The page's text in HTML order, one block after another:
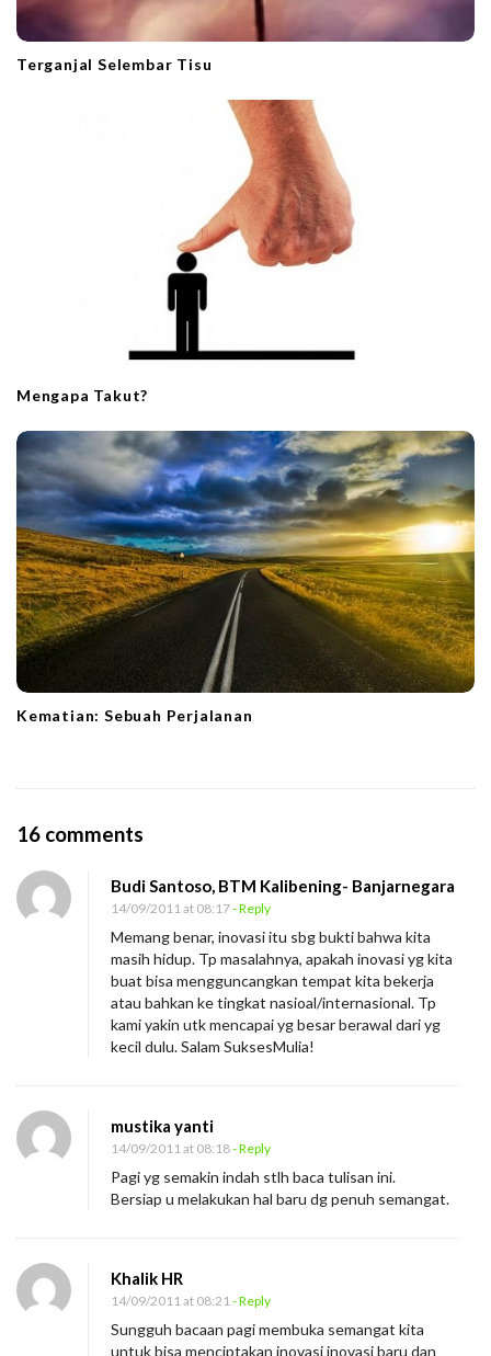
Terganjal Selembar Tisu
Mengapa Takut?
Kematian: Sebuah Perjalanan
16 comments
I
o
v
a
s
Budi Santoso, BTM Kalibening- Banjarnegara
14/09/2011 at 08:17- Reply
Memang benar, inovasi itu sbg bukti bahwa kita
masih hidup. Tp masalahnya, apakah inovasi yg kita
buat bisa mengguncangkan tempat kita bekerja
atau bahkan ke tingkat nasioal/internasional. Tp
kami yakin utk mencapai yg besar berawal dari yg
kecil dulu. Salam SuksesMulia!
mustika yanti
14/09/2011 at 08:18- Reply
Pagi yg semakin indah stlh baca tulisan ini.
Bersiap u melakukan hal baru dg penuh semangat.
Khalik HR
14/09/2011 at 08:21 - Reply
Sungguh bacaan pagi membuka semangat kita
untuk bisa menciptakan inovasi inovasi baru dan